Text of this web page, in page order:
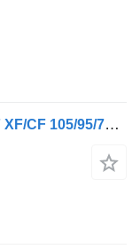
Кермовий редуктор до тягача DAF XF/CF 105/95/75/85